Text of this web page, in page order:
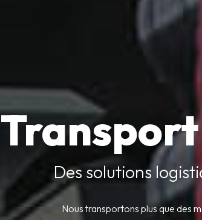
Des solutions
Nous transportons plus que des